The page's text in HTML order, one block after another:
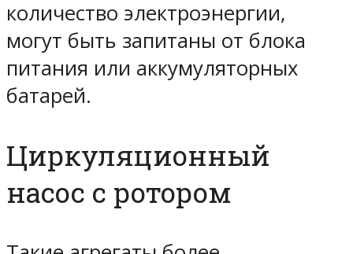
количество электроэнергии,
могут быть запитаны от блока
питания или аккумуляторных
батарей.
Циркуляционный
насос с ротором